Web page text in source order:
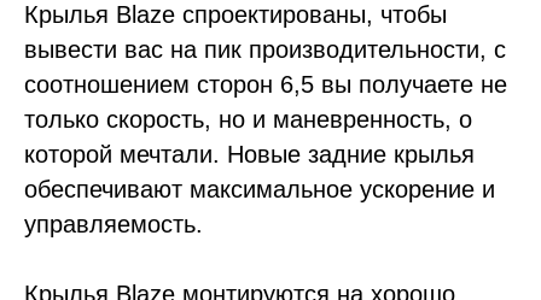
Крылья Blaze спроектированы, чтобы
вывести вас на пик производительности, с
соотношением сторон 6,5 вы получаете не
только скорость, но и маневренность, о
которой мечтали. Новые задние крылья
обеспечивают максимальное ускорение и
управляемость.
Крылья Blaze монтируются на хорошо